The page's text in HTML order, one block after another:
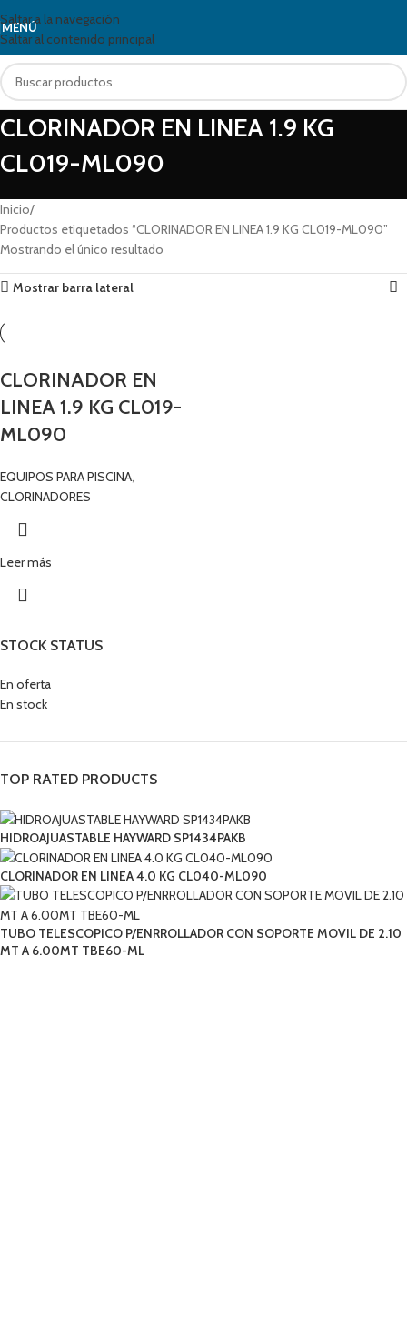
Saltar a la navegación
Saltar al contenido principal
MENÚ
CLORINADOR EN LINEA 1.9 KG
CL019-ML090
STOCK STATUS
En oferta
En stock
TOP RATED PRODUCTS
HIDROAJUASTABLE HAYWARD SP1434PAKB
CLORINADOR EN LINEA 4.0 KG CL040-ML090
TUBO TELESCOPICO P/ENRROLLADOR CON SOPORTE MOVIL DE 2.10
MT A 6.00MT TBE60-ML
Inicio
Productos etiquetados “CLORINADOR EN LINEA 1.9 KG CL019-ML090”
Mostrando el único resultado
Mostrar barra lateral
CLORINADOR EN
LINEA 1.9 KG CL019-
ML090
EQUIPOS PARA PISCINA,
CLORINADORES
Leer más